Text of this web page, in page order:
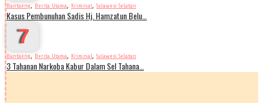
Bantaeng, Berita Utama, Kriminal, Sulawesi Selatan
Kasus Pembunuhan Sadis Hj. Hamzatun Belu…
7
Bantaeng, Berita Utama, Kriminal, Sulawesi Selatan
3 Tahanan Narkoba Kabur Dalam Sel Tahana…